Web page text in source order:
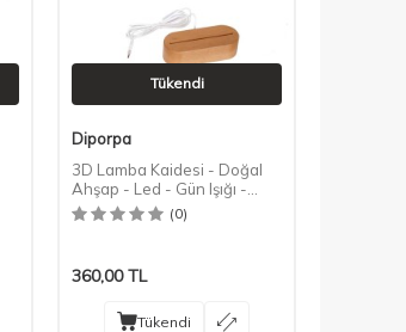
Tükendi
Diporpa
3D Lamba Kaidesi - Doğal
Ahşap - Led - Gün Işığı -
Kayın Rengi
(0)
360,00TL
Tükendi